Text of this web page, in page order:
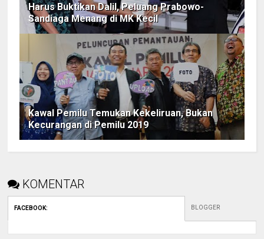
Harus Buktikan Dalil, Peluang Prabowo-
Sandiaga Menang di MK Kecil
Kawal Pemilu Temukan Kekeliruan, Bukan
Kecurangan di Pemilu 2019
KOMENTAR
FACEBOOK: BLOGGER